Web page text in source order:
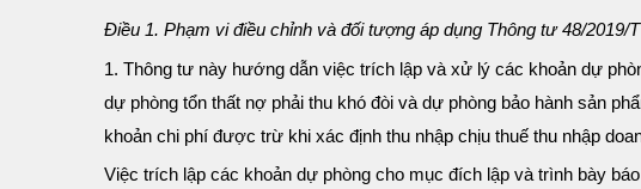
Điều 1. Phạm vi điều chỉnh và đối tượng áp dụng Thông tư 48/2019/
1. Thông tư này hướng dẫn việc trích lập và xử lý các khoản dự
dự phòng tổn thất nợ phải thu khó đòi và dự phòng bảo hành sản
khoản chi phí được trừ khi xác định thu nhập chịu thuế thu nhập
Việc trích lập các khoản dự phòng cho mục đích lập và trình bày